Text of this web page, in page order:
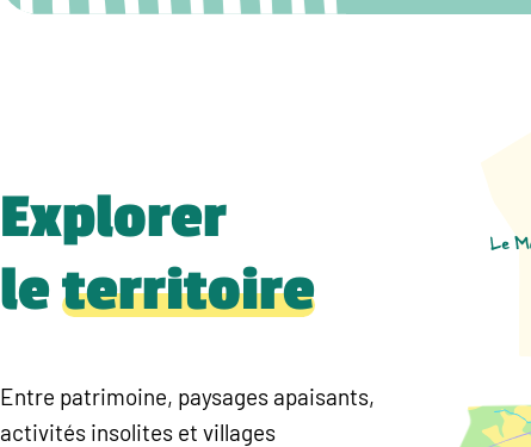
Explorer
leterritoire
Entre patrimoine, paysages apaisants,
activités insolites et villages